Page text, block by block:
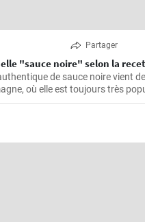
Partager
"sauce noire" selon la
de sauce noire vient
où elle est toujours très
ma grand-mère dans la
riche et savoureux. La viande
et servie dans une sauce avec
me rappelle toujours les